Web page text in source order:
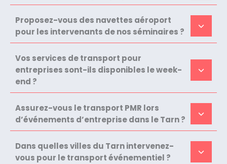
Proposez-vous des navettes aéroport
pour les intervenants de nos séminaires ?
Vos services de transport pour
entreprises sont-ils disponibles le week-
end ?
Assurez-vous le transport PMR lors
d’événements d’entreprise dans le Tarn ?
Dans quelles villes du Tarn intervenez-
vous pour le transport événementiel ?